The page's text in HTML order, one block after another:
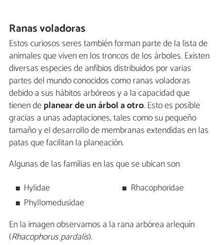
Ranas voladoras
Estos curiosos seres también forman parte de la lista de
animales que viven en los troncos de los árboles. Existen
diversas especies de anfibios distribuidos por varias
partes del mundo conocidos como ranas voladoras
debido a sus hábitos arbóreos y a la capacidad que
tienen deplanear de un árbol a otro. Esto es posible
gracias a unas adaptaciones, tales como su pequeño
tamaño y el desarrollo de membranas extendidas en las
patas que facilitan la planeación.
Algunas de las familias en las que se ubican son
Hylidae
Phyllomedusidae
Rhacophoridae
En la imagen observamos a la rana arbórea arlequín
(Rhacophorus pardalis).